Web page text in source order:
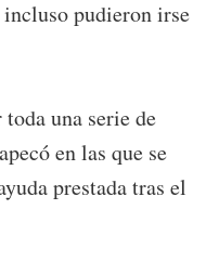
pudieron irse
una serie de
en las que se
prestada tras el